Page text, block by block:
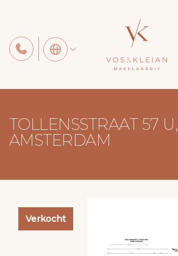
TOLLENSSTRAAT 57 U,
AMSTERDAM
Verkocht